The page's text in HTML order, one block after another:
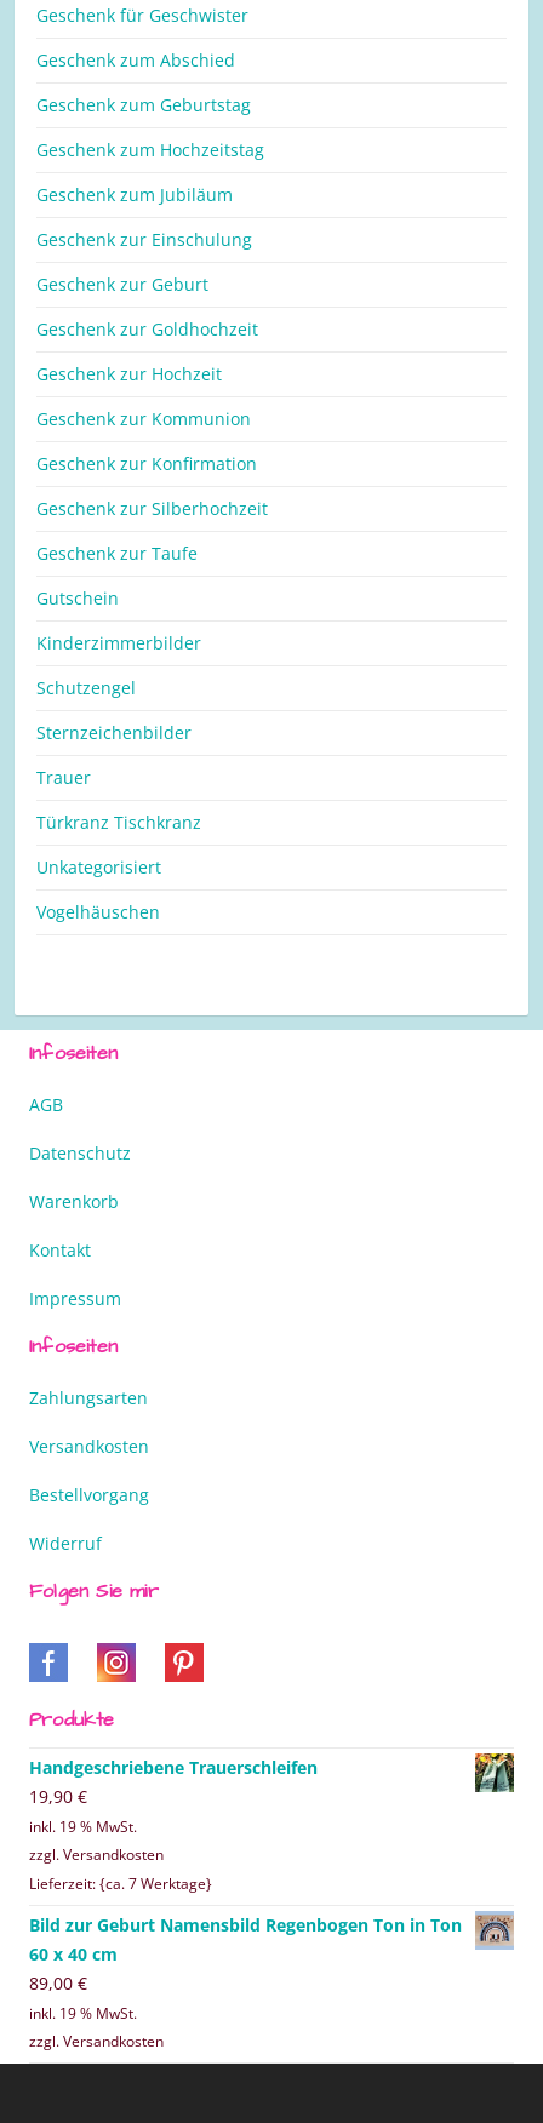
Geschenk für Geschwister
Geschenk zum Abschied
Geschenk zum Geburtstag
Geschenk zum Hochzeitstag
Geschenk zum Jubiläum
Geschenk zur Einschulung
Geschenk zur Geburt
Geschenk zur Goldhochzeit
Geschenk zur Hochzeit
Geschenk zur Kommunion
Geschenk zur Konfirmation
Geschenk zur Silberhochzeit
Geschenk zur Taufe
Gutschein
Kinderzimmerbilder
Schutzengel
Sternzeichenbilder
Trauer
Türkranz Tischkranz
Unkategorisiert
Vogelhäuschen
Infoseiten
AGB
Datenschutz
Warenkorb
Kontakt
Impressum
Infoseiten
Zahlungsarten
Versandkosten
Bestellvorgang
Widerruf
Folgen Sie mir
Produkte
Handgeschriebene Trauerschleifen
19,90 €
inkl. 19 % MwSt.
zzgl. Versandkosten
Lieferzeit: {ca. 7 Werktage}
Bild zur Geburt Namensbild Regenbogen Ton in Ton
60 x 40 cm
89,00 €
inkl. 19 % MwSt.
zzgl. Versandkosten